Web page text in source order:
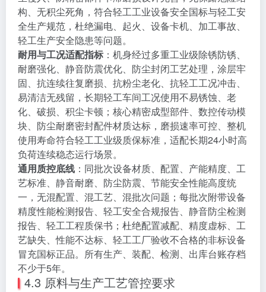
构、无积尘死角，符合轻工工业设备安全国标与轻工安
全生产规范，杜绝漏电、起火、设备卡机、加工事故、
轻工生产安全隐患等问题。
耐用与工况适配指标 ：机身经过多重工业级除锈防锈、
耐磨强化、静音防震优化、防尘封闭工艺处理，涂层牢
固、抗连续往复磨损、抗粉尘老化、抗轻工工况冲击、
易清洁无残留，长期轻工车间工况使用不易锈蚀、老
化、破损、积尘卡顿；核心精密成型部件、数控传动模
块、防尘耐磨密封配件材质达标，磨损速率可控、整机
使用寿命符合轻工工业级质保标准，适配长期24小时高
负荷连续稳态运行场景。
通用质控底线 ：同批次设备材质、配置、产能精度、工
艺标准、静音耐磨、防尘防震、节能安全性能高度统
一，无混配置、混工艺、混批次问题；每批次附带设备
精度性能检测报告、轻工安全合规报告、静音防尘检测
报告、轻工工程质保书；杜绝配置减配、精度虚标、工
艺缺失、性能不达标、轻工工厂验收不合格的非标设备
冒充国标正品。所有生产、装配、检测、出库台账存档
不少于5年。
4.3 原料与生产工艺管控要求